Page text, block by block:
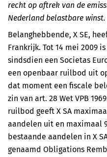
recht op aftrek van de
Nederland belastbare winst.
Belanghebbende, X SE,
Frankrijk. Tot 14 mei 2009
sindsdien een Societas
een openbaar ruilbod uit
dat moment een fiscale
zin van art. 28 Wet VPB
ruilbod geeft X SA
aandelen uit en maximaal
bestaande aandelen in X
genaamd Obligations